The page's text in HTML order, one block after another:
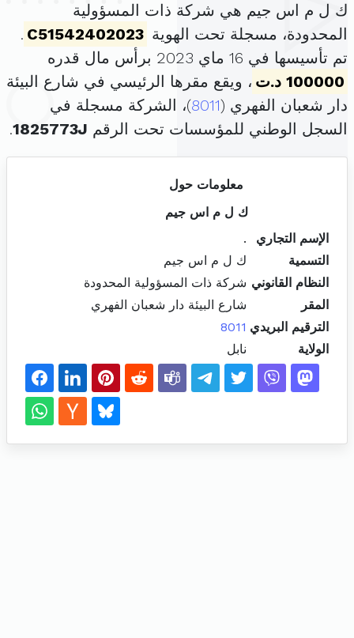
ك ل م اس جيم هي شركة ذات المسؤولية
المحدودة، مسجلة تحت الهوية C51542402023
.
تم تأسيسها في 16 ماي 2023 برأس مال قدره
100000 د.ت
، ويقع مقرها الرئيسي في شارع البيئة
دار شعبان الفهري (8011)، الشركة مسجلة في
السجل الوطني للمؤسسات تحت الرقم 1825773J
.
معلومات حول
ك ل م اس جيم
الإسم التجاري
.
التسمية
ك ل م اس جيم
النظام القانوني شركة ذات المسؤولية المحدودة
المقر
شارع البيئة دار شعبان الفهري
الترقيم البريدي 8011
الولاية
نابل